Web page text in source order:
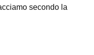
secondo la